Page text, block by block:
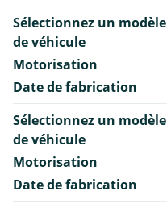
Sélectionnez un modèle
de véhicule
Motorisation
Date de fabrication
Sélectionnez un modèle
de véhicule
Motorisation
Date de fabrication